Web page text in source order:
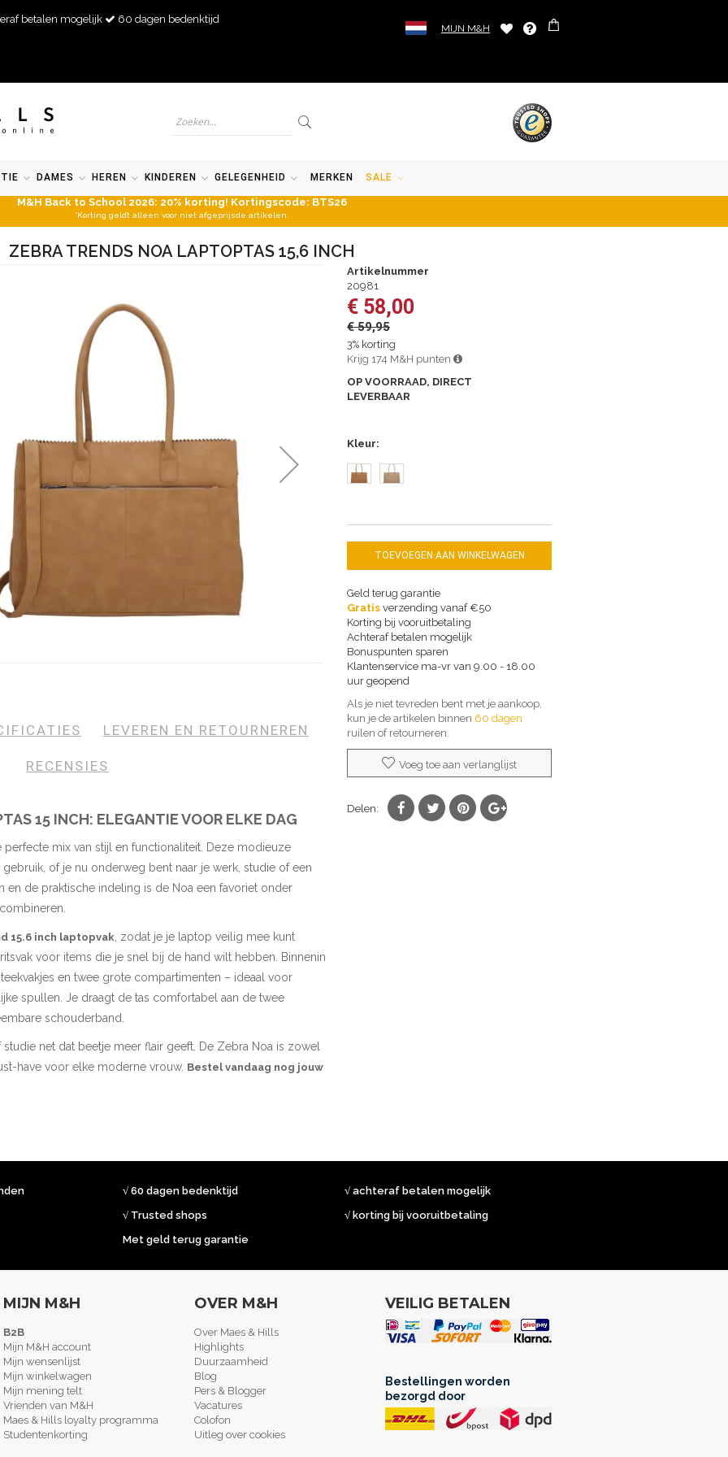
betalen mogelijk 60 dagen bedenktijd
MIJN M&H
DAMES HEREN KINDEREN GELEGENHEID MERKEN SALE
M&H Back to School 2026: 20% korting! Kortingscode: BTS26
*Korting geldt alleen voor niet afgeprijsde artikelen.
ZEBRA TRENDS NOA LAPTOPTAS 15,6 INCH
Artikelnummer
20981
€ 58,00
€ 59,95
3% korting
Krijg 174 M&H punten
OP VOORRAAD, DIRECT
LEVERBAAR
Kleur
TOEVOEGEN AAN WINKELWAGEN
Geld terug garantie
Gratis verzending vanaf €50
Korting bij vooruitbetaling
Achteraf betalen mogelijk
Bonuspunten sparen
Klantenservice ma-vr van 9.00 - 18.00
uur geopend
Als je niet tevreden bent met je aankoop,
kun je de artikelen binnen 60 dagen
ruilen of retourneren.
Voeg toe aan verlanglijst
Delen:
15 INCH: ELEGANTIE VOOR ELKE DAG
perfecte mix van stijl en functionaliteit. Deze modieuze
of je nu onderweg bent naar je werk, studie of een
en de praktische indeling is de Noa een favoriet onder
15.6 inch laptopvak , zodat je je laptop veilig mee kunt
voor items die je snel bij de hand wilt hebben. Binnenin
en twee grote compartimenten – ideaal voor
spullen. Je draagt de tas comfortabel aan de twee
schouderband.
net dat beetje meer flair geeft. De Zebra Noa is zowel
have voor elke moderne vrouw. Bestel vandaag nog jouw
LEVEREN EN RETOURNEREN
RECENSIES
√ 60 dagen bedenktijd
√ Trusted shops
Met geld terug garantie
√ achteraf betalen mogelijk
√ korting bij vooruitbetaling
MIJN M&H
B2B
Mijn M&H account
Mijn wensenlijst
Mijn winkelwagen
Mijn mening telt
Vrienden van M&H
Maes & Hills loyalty programma
Studentenkorting
OVER M&H
Over Maes & Hills
Highlights
Duurzaamheid
Blog
Pers & Blogger
Vacatures
Colofon
Uitleg over cookies
VEILIG BETALEN
Bestellingen worden
bezorgd door